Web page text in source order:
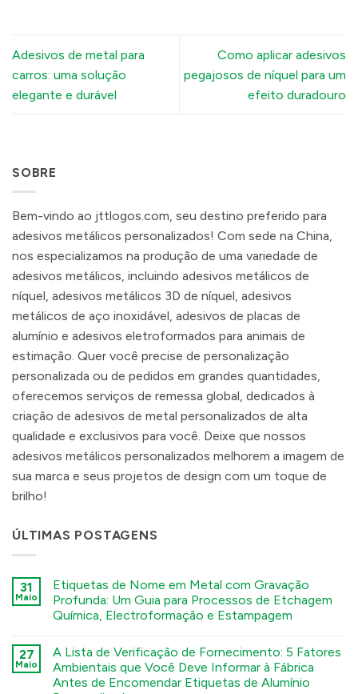
Adesivos de metal para
carros: uma solução
elegante e durável
Como aplicar adesivos
pegajosos de níquel para um
efeito duradouro
SOBRE
Bem-vindo ao jttlogos.com, seu destino preferido para
adesivos metálicos personalizados! Com sede na China,
nos especializamos na produção de uma variedade de
adesivos metálicos, incluindo adesivos metálicos de
níquel, adesivos metálicos 3D de níquel, adesivos
metálicos de aço inoxidável, adesivos de placas de
alumínio e adesivos eletroformados para animais de
estimação. Quer você precise de personalização
personalizada ou de pedidos em grandes quantidades,
oferecemos serviços de remessa global, dedicados à
criação de adesivos de metal personalizados de alta
qualidade e exclusivos para você. Deixe que nossos
adesivos metálicos personalizados melhorem a imagem de
sua marca e seus projetos de design com um toque de
brilho!
ÚLTIMAS POSTAGENS
31
Maio
Etiquetas de Nome em Metal com Gravação
Profunda: Um Guia para Processos de Etchagem
Química, Electroformação e Estampagem
नहीं
Deep
Engraving
Metal
27
Maio
A Lista de Verificação de Fornecimento: 5 Fatores
Ambientais que Você Deve Informar à Fábrica
Antes de Encomendar Etiquetas de Alumínio